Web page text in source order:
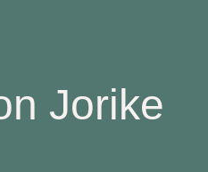
Jorike